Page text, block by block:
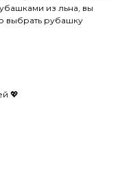
из льна, вы
выбрать рубашку
💖